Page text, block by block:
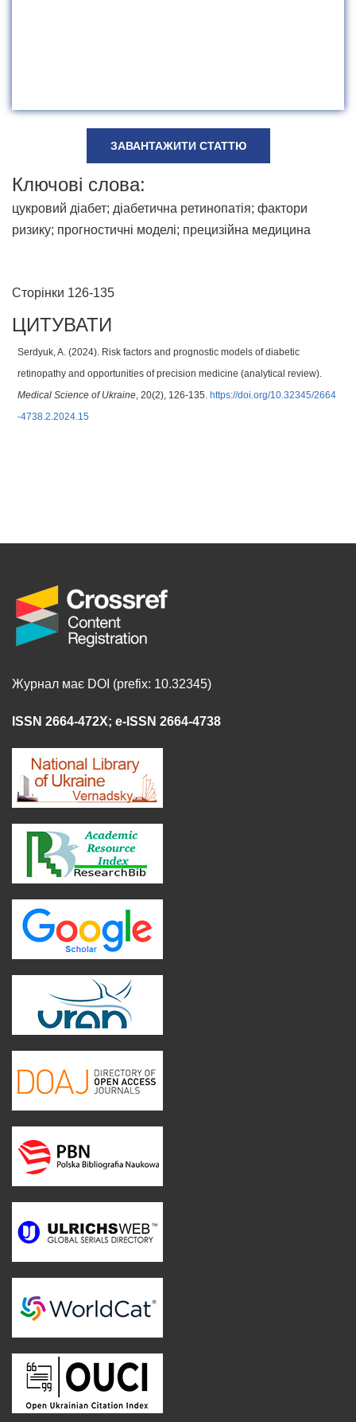
ЗАВАНТАЖИТИ СТАТТЮ
Ключові слова:
цукровий діабет; діабетична ретинопатія; фактори
ризику; прогностичні моделі; прецизійна медицина
Сторінки 126-135
ЦИТУВАТИ
Serdyuk, A. (2024). Risk factors and prognostic models of diabetic
retinopathy and opportunities of precision medicine (analytical review).
Medical Science of Ukraine, 20(2), 126-135. https://doi.org/10.32345/2664
-4738.2.2024.15
Журнал має DOI (prefix: 10.32345)
ISSN 2664-472X; e-ISSN 2664-4738